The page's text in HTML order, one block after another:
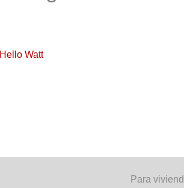
HelloWatt
Para